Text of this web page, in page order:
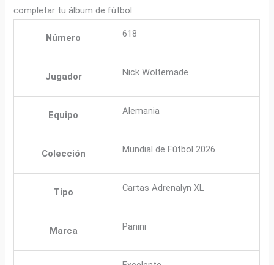
completar tu álbum de fútbol
Número 618
Jugador Nick Woltemade
Equipo Alemania
Colección Mundial de Fútbol 2026
Tipo Cartas Adrenalyn XL
Marca Panini